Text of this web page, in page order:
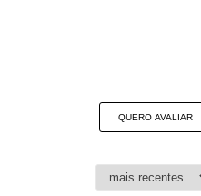
QUERO AVALIAR